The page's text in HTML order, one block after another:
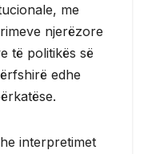
me
njerëzore
të politikës së
edhe
interpretimet